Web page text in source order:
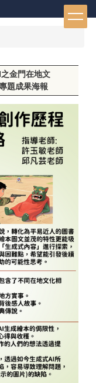
金門在地文
題成果海報